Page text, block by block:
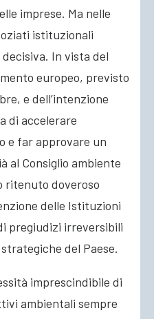
imprese. Ma nelle
istituzionali
In vista del
europeo, previsto
e dell’intenzione
di accelerare
e far approvare un
al Consiglio ambiente
ritenuto doveroso
delle Istituzioni
pregiudizi irreversibili
del Paese.
imprescindibile di
ambientali sempre